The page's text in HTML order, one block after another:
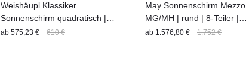
Weishäupl Klassiker
Sonnenschirm quadratisch |
versch. Größen
ab 575,23 € 610 €
May Sonnenschirm Mezzo
MG/MH | rund | 8-Teiler |
versch. Größen
ab 1.576,80 € 1.752 €